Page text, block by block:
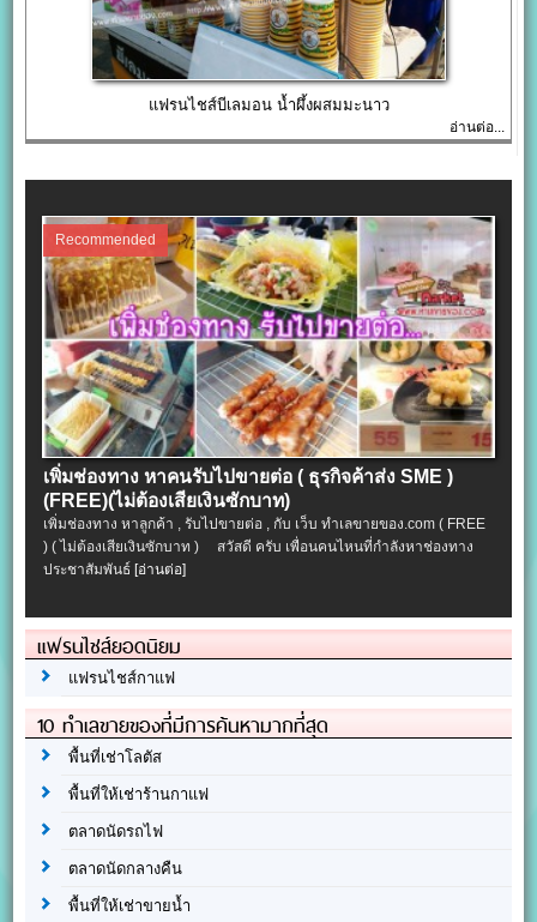
แฟรนไชส์บีเลมอน น้ำผึ้งผสมมะนาว
อ่านต่อ...
Recommended
เพิ่มช่องทาง หาคนรับไปขายต่อ ( ธุรกิจค้าส่ง SME )
(FREE)(ไม่ต้องเสียเงินซักบาท)
เพิ่มช่องทาง หาลูกค้า , รับไปขายต่อ , กับ เว็บ ทำเลขายของ.com ( FREE
) ( ไม่ต้องเสียเงินซักบาท ) สวัสดี ครับ เพื่อนคนไหนที่กำลังหาช่องทาง
ประชาสัมพันธ์[อ่านต่อ]
แฟรนไชส์ยอดนิยม
แฟรนไชส์กาแฟ
10 ทำเลขายของที่มีการค้นหามากที่สุด
พื้นที่เช่าโลตัส
พื้นที่ให้เช่าร้านกาแฟ
ตลาดนัดรถไฟ
ตลาดนัดกลางคืน
พื้นที่ให้เช่าขายน้ำ